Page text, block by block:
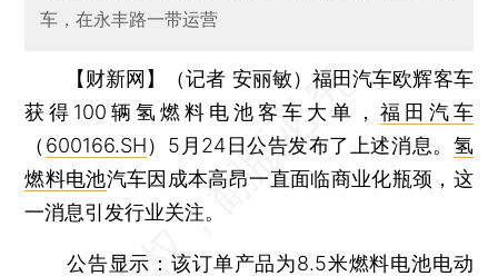
车，在永丰路一带运营
【财新网】（记者 安丽敏） 福田汽车欧辉客车
获得100辆氢燃料电池客车大单， 福田汽车
（ 600166.SH）5月24日公告发布了上述消息。 氢
燃料电池汽车因成本高昂一直面临商业化瓶颈，这
一消息引发行业关注。
公告显示：该订单产品为8.5米燃料电池电动